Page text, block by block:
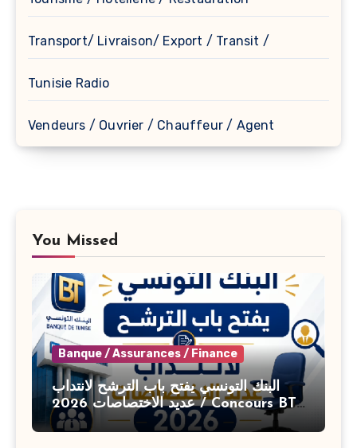
Transport/ Livraison/ Export / Transit /
Tunisie Radio
Vendeurs / Ouvrier / Chauffeur / Agent
You Missed
Banque / Assurances / Finance
البنك التونسي يفتح باب الترشح لانتداب
عديد الاختصاصات 2026 / Concours BT
Banque de Tunisie 2026